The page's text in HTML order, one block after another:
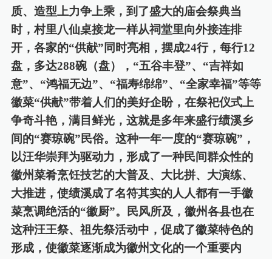
质、造型上力争上乘，到了盛大的庙会祭典当
时，村里八仙桌接龙一样从祠堂里向外接连排
开，各家的“供献”同时亮相，摆成24行，每行12
盘，多达288碗（盘）， “五谷丰登”、“吉祥如
意”、“鸿福无边”、“福寿绵绵”、“全家幸福”等等
徽菜“供献”带着人们的美好企盼，在祭祀仪式上
争奇斗艳，满目鲜光，这就是多年来盛行绩溪乡
间的“赛琼碗”民俗。这种一年一度的“赛琼碗”，
以汪华崇拜为驱动力，形成了一种民间群众性的
徽州菜肴烹饪技艺的大普及、大比拼、大演练、
大推进，使绩溪成了名符其实的人人都有一手徽
菜烹调绝活的“徽厨”。民风所及，徽州各县也在
这种汪王祭、祖先祭活动中，促成了徽菜特色的
形成，使徽菜逐渐成为徽州文化的一个重要内